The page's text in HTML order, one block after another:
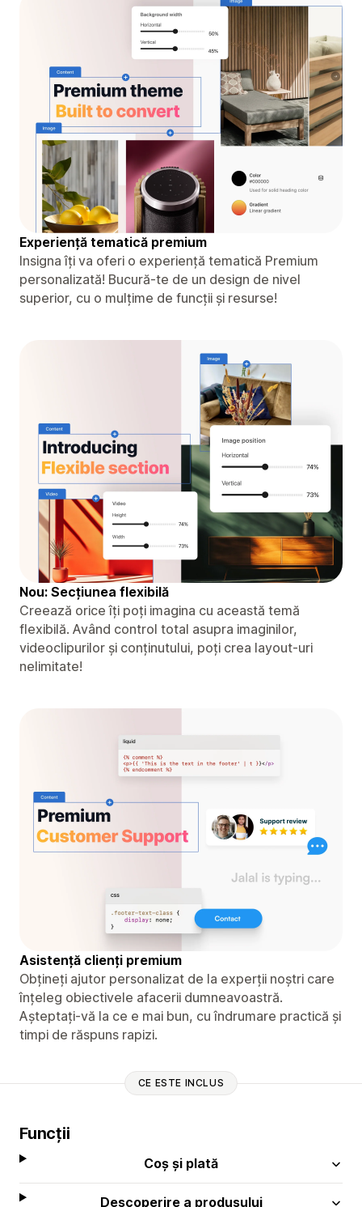
Experiență tematică premium
Insigna îți va oferi o experiență tematică Premium
personalizată! Bucură-te de un design de nivel
superior, cu o mulțime de funcții și resurse!
Nou: Secțiunea flexibilă
Creează orice îți poți imagina cu această temă
flexibilă. Având control total asupra imaginilor,
videoclipurilor și conținutului, poți crea layout-uri
nelimitate!
Asistență clienți premium
Obțineți ajutor personalizat de la experții noștri care
înțeleg obiectivele afacerii dumneavoastră.
Așteptați-vă la ce e mai bun, cu îndrumare practică și
timpi de răspuns rapizi.
CE ESTE INCLUS
Funcții
Coș și plată
Descoperire a produsului